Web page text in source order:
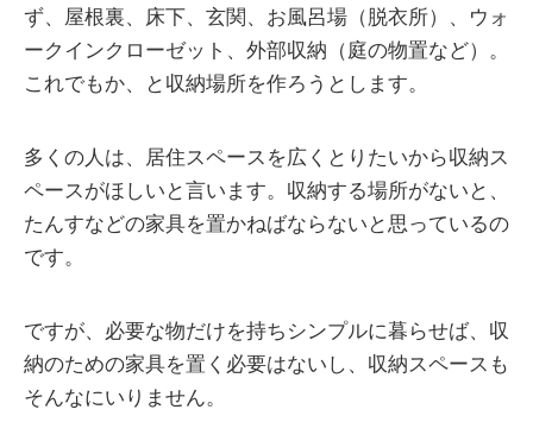
ず、屋根裏、床下、玄関、お風呂場（脱衣所）、ウォ
ークインクローゼット、外部収納（庭の物置など）。
これでもか、と収納場所を作ろうとします。
多くの人は、居住スペースを広くとりたいから収納ス
ペースがほしいと言います。収納する場所がないと、
たんすなどの家具を置かねばならないと思っているの
です。
ですが、必要な物だけを持ちシンプルに暮らせば、収
納のための家具を置く必要はないし、収納スペースも
そんなにいりません。